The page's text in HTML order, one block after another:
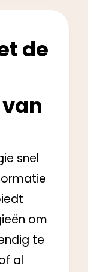
de
snel
om
te
al